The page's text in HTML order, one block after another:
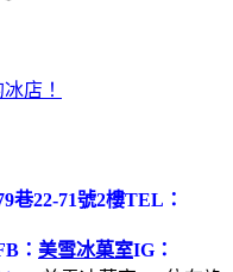
店！
巷22-71號2樓TEL：
： 美雪冰菓室IG：